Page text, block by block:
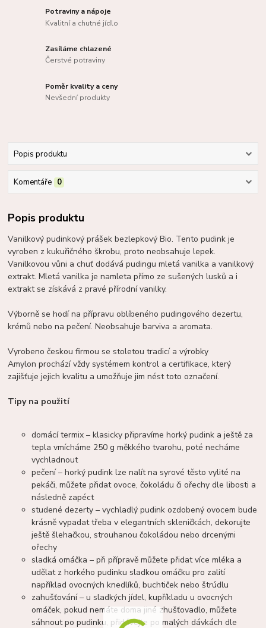
Potraviny a nápoje
Kvalitní a chutné jídlo
Zasíláme chlazené
Čerstvé potraviny
Poměr kvality a ceny
Nevšední produkty
Popis produktu
Komentáře 0
Popis produktu
Vanilkový pudinkový prášek bezlepkový Bio. Tento pudink je
vyroben z kukuřičného škrobu, proto neobsahuje lepek.
Vanilkovou vůni a chuť dodává pudingu mletá vanilka a vanilkový
extrakt. Mletá vanilka je namleta přímo ze sušených lusků a i
extrakt se získává z pravé přírodní vanilky.
Výborně se hodí na přípravu oblíbeného pudingového dezertu,
krémů nebo na pečení. Neobsahuje barviva a aromata.
Vyrobeno českou firmou se stoletou tradicí a výrobky
Amylon prochází vždy systémem kontrol a certifikace, který
zajišťuje jejich kvalitu a umožňuje jim nést toto označení.
Tipy na použití
domácí termix – klasicky připravíme horký pudink a ještě za
tepla vmícháme 250 g měkkého tvarohu, poté necháme
vychladnout
pečení – horký pudink lze nalít na syrové těsto vylité na
pekáči, můžete přidat ovoce, čokoládu či ořechy dle libosti a
následně zapéct
studené dezerty – vychladlý pudink ozdobený ovocem bude
krásně vypadat třeba v elegantních skleničkách, dekorujte
ještě šlehačkou, strouhanou čokoládou nebo drcenými
ořechy
sladká omáčka – při přípravě můžete přidat více mléka a
udělat z horkého pudinku sladkou omáčku pro zalití
například ovocných knedlíků, buchtiček nebo štrúdlu
zahušťování – u sladkých jídel, kupříkladu u ovocných
omáček, pokud nemáte doma jiné zhušťovadlo, můžete
sáhnout po pudinku, přidávejte po malých dávkách dle